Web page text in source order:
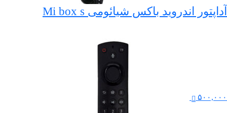
آداپتور اندروید باکس شیائومی Mi box s
۵۰۰,۰۰۰